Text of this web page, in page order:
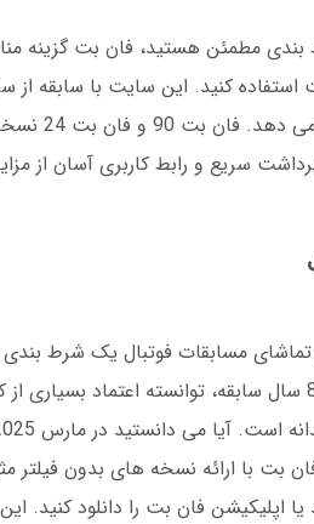
مطمئن هستید، فان بت گزینه
و
سریع و رابط کاربری آسان از
مسابقات فوتبال یک شرط
دهد. این سایت با بیش از 8 سال سابقه،
اپلیکیشن فان بت را دانلود کنید.